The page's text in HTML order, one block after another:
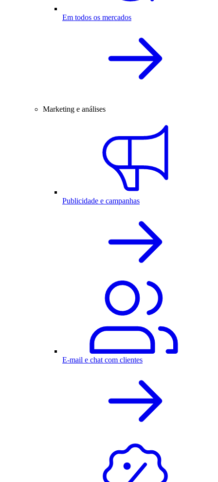
Em todos os mercados
Marketing e análises
Publicidade e campanhas
E-mail e chat com clientes